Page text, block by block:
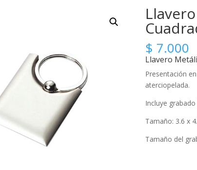
$ 7.000
Llavero
Presentación
aterciopelada.
Incluye
Tamaño: 3.6 x
Tamaño del